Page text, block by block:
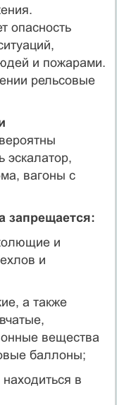
опасность
и пожарами.
рельсовые
эскалатор,
вагоны с
запрещается:
и
и
а также
вещества
баллоны;
в